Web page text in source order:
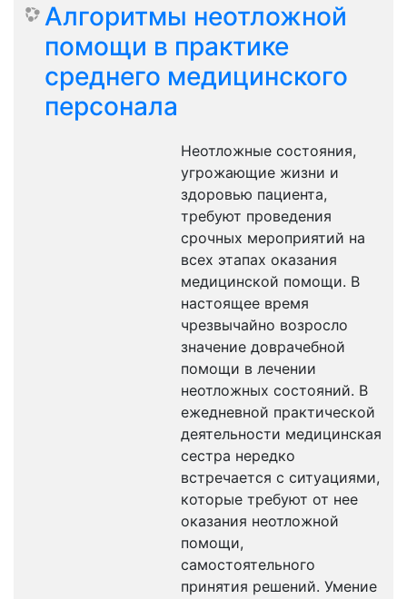
Алгоритмы неотложной
помощи в практике
среднего медицинского
персонала
Неотложные состояния,
угрожающие жизни и
здоровью пациента,
требуют проведения
срочных мероприятий на
всех этапах оказания
медицинской помощи. В
настоящее время
чрезвычайно возросло
значение доврачебной
помощи в лечении
неотложных состояний. В
ежедневной практической
деятельности медицинская
сестра нередко
встречается с ситуациями,
которые требуют от нее
оказания неотложной
помощи,
самостоятельного
принятия решений. Умение